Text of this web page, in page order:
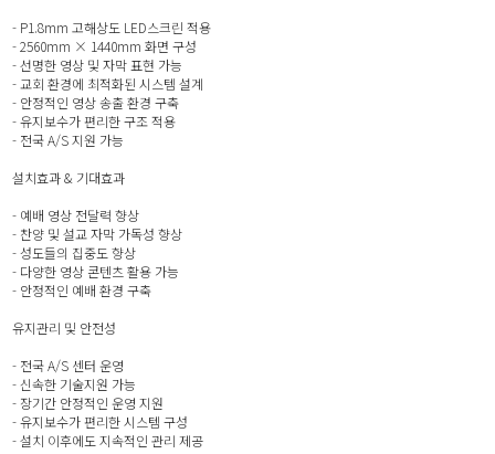
- P1.8mm 고해상도 LED스크린 적용
- 2560mm × 1440mm 화면 구성
- 선명한 영상 및 자막 표현 가능
- 교회 환경에 최적화된 시스템 설계
- 안정적인 영상 송출 환경 구축
- 유지보수가 편리한 구조 적용
- 전국 A/S 지원 가능
설치효과 & 기대효과
- 예배 영상 전달력 향상
- 찬양 및 설교 자막 가독성 향상
- 성도들의 집중도 향상
- 다양한 영상 콘텐츠 활용 가능
- 안정적인 예배 환경 구축
유지관리 및 안전성
- 전국 A/S 센터 운영
- 신속한 기술지원 가능
- 장기간 안정적인 운영 지원
- 유지보수가 편리한 시스템 구성
- 설치 이후에도 지속적인 관리 제공